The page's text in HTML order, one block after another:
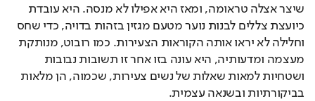
שיצר אצלה טראומה, ומאז היא אפילו לא מנסה. היא עובדת
כיועצת צללים לבנות נוער מטעם מגזין בזהות בדויה, כדי שחס
וחלילה לא יראו אותה הקוראות הצעירות. כמו רובוט, מנותקת
מעצמה ומדעותיה, היא עונה בזו אחר זו תשובות נבובות
ושטחיות למאות שאלות של נשים צעירות, שכמוה, הן מלאות
בביקורתיות ובשנאה עצמית.